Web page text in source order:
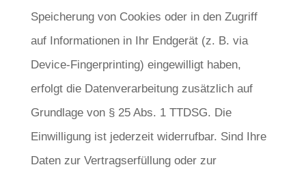
Speicherung von Cookies oder in den Zugriff
auf Informationen in Ihr Endgerät (z. B. via
Device-Fingerprinting) eingewilligt haben,
erfolgt die Datenverarbeitung zusätzlich auf
Grundlage von § 25 Abs. 1 TTDSG. Die
Einwilligung ist jederzeit widerrufbar. Sind Ihre
Daten zur Vertragserfüllung oder zur